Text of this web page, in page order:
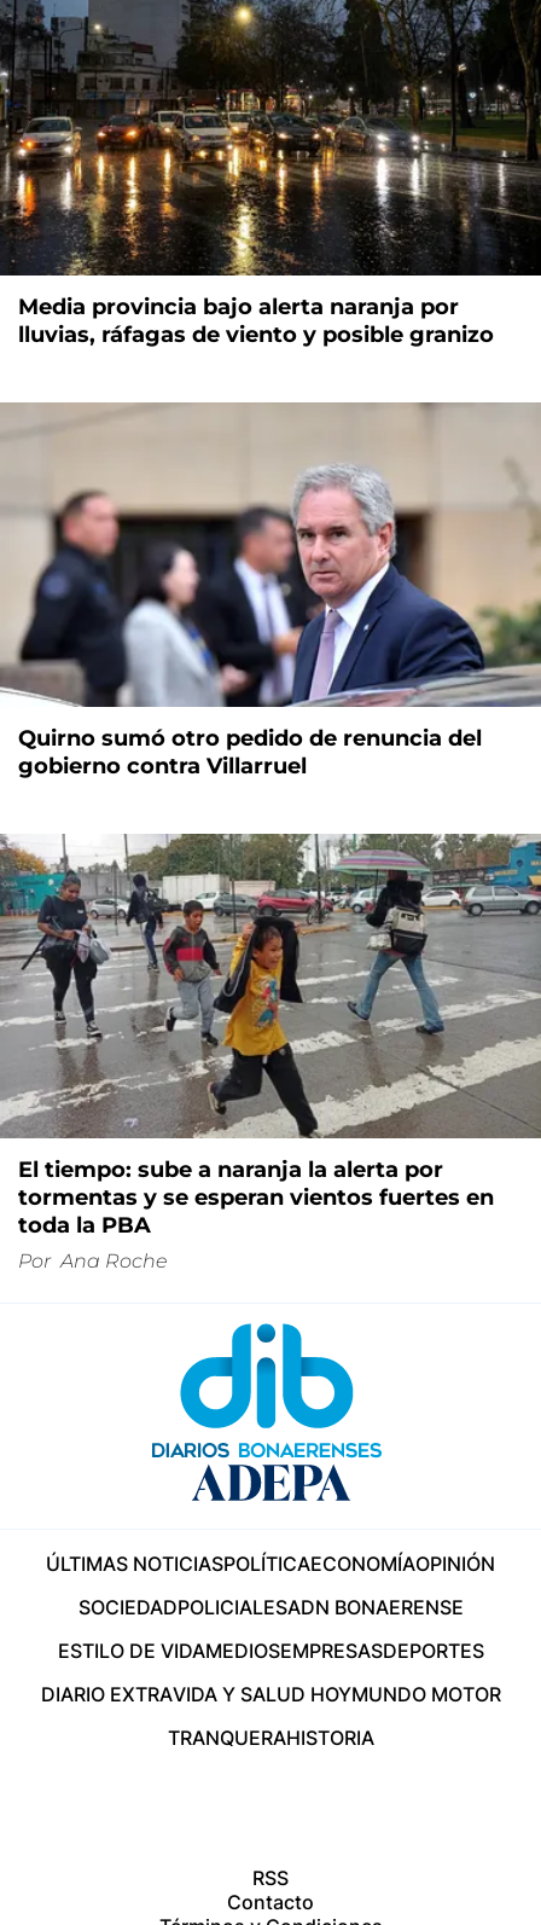
Media provincia bajo alerta naranja por
lluvias, ráfagas de viento y posible granizo
Quirno sumó otro pedido de renuncia del
gobierno contra Villarruel
El tiempo: sube a naranja la alerta por
tormentas y se esperan vientos fuertes en
toda la PBA
Por Ana Roche
ÚLTIMAS NOTICIASPOLÍTICAECONOMÍAOPINIÓN
SOCIEDADPOLICIALESADN BONAERENSE
ESTILO DE VIDAMEDIOSEMPRESASDEPORTES
DIARIO EXTRAVIDA Y SALUD HOYMUNDO MOTOR
TRANQUERAHISTORIA
RSS
Contacto